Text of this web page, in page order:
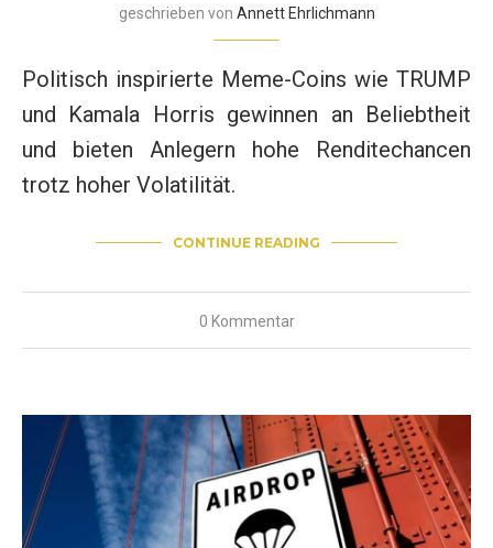
geschrieben von Annett Ehrlichmann
Politisch inspirierte Meme-Coins wie TRUMP
und Kamala Horris gewinnen an Beliebtheit
und bieten Anlegern hohe Renditechancen
trotz hoher Volatilität.
CONTINUE READING
0 Kommentar